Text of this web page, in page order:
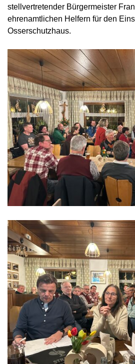
stellvertretender Bürgermeister
ehrenamtlichen Helfern für den
Osserschutzhaus.